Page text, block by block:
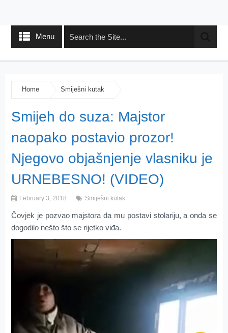
Menu
Home Smiješni kutak
Smijeh do suza: Majstor
naopako postavio prozor!
Njegovo objašnjenje vlasniku je
URNEBESNO! (VIDEO)
February 3, 2018 Smiješni kutak
Čovjek je pozvao majstora da mu postavi stolariju, a onda se
dogodilo nešto što se rijetko viđa.